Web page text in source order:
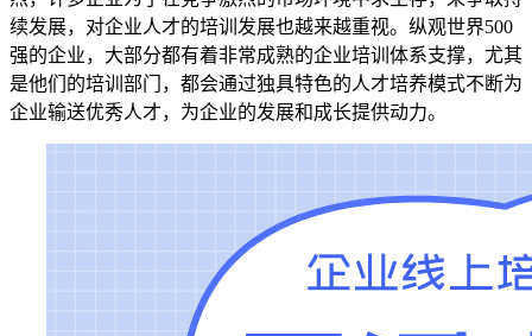
续发展，对企业人才的培训发展也越来越重视。纵观世界500
强的企业，大部分都有着非常成熟的企业培训体系支撑，尤其
是他们的培训部门，都会通过独具特色的人才培养模式不断为
企业输送优秀人才，为企业的发展和成长提供动力。